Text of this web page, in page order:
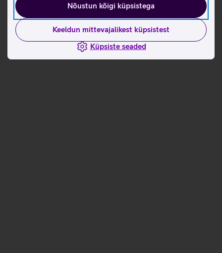
Nõustun kõigi küpsistega
Keeldun mittevajalikest küpsistest
Küpsiste seaded